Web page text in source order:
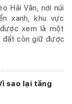
Hải Vân, nơi núi
xanh, khu vực
xem là một
đất còn giữ được
sao lại tăng